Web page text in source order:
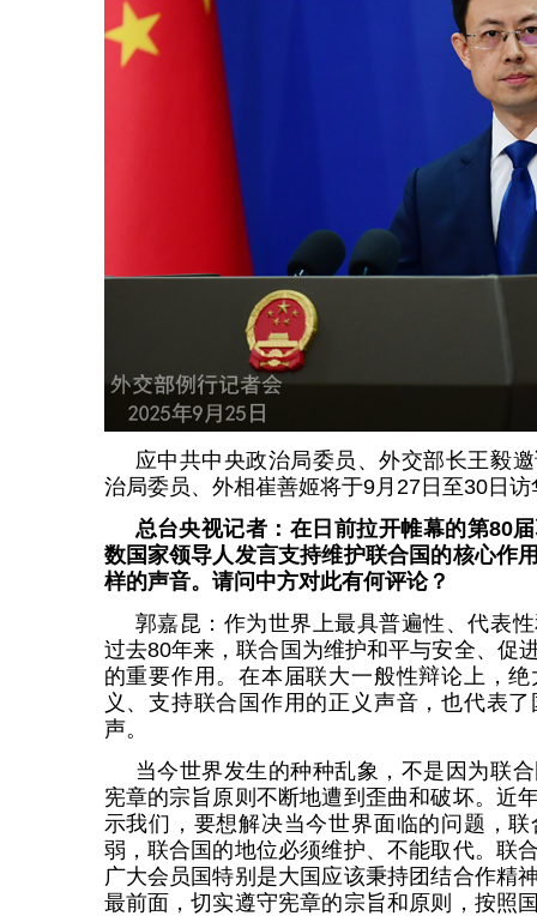
应中共中央政治局委员、外交部长王毅
治局委员、外相崔善姬将于9月27日至30日访
总台央视记者：在日前拉开帷幕的第80
数国家领导人发言支持维护联合国的核心作
样的声音。请问中方对此有何评论？
郭嘉昆：作为世界上最具普遍性、代表
过去80年来，联合国为维护和平与安全、促
的重要作用。在本届联大一般性辩论上，
义、支持联合国作用的正义声音，也代表
声。
当今世界发生的种种乱象，不是因为联
宪章的宗旨原则不断地遭到歪曲和破坏。近
示我们，要想解决当今世界面临的问题，
弱，联合国的地位必须维护、不能取代。联
广大会员国特别是大国应该秉持团结合作精
最前面，切实遵守宪章的宗旨和原则，按照